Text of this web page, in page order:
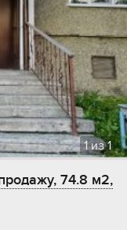
1из1
74.8 м2,